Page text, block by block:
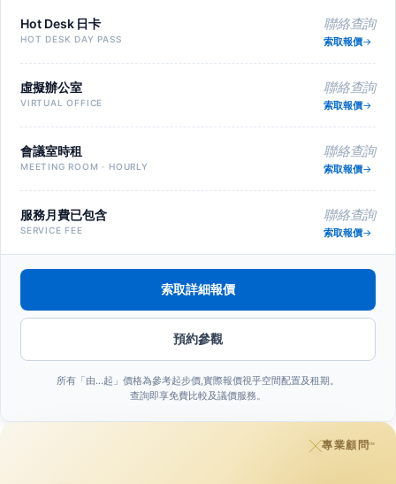
Hot Desk 日卡
HOT DESK DAY PASS
聯絡查詢
索取報價
虛擬辦公室
VIRTUAL OFFICE
聯絡查詢
索取報價
會議室時租
MEETING ROOM · HOURLY
聯絡查詢
索取報價
服務月費已包含
SERVICE FEE
聯絡查詢
索取報價
索取詳細報價
預約參觀
所有「由…起」價格為參考起步價,實際報價視乎空間配置及租期。
查詢即享免費比較及議價服務。
專業顧問™